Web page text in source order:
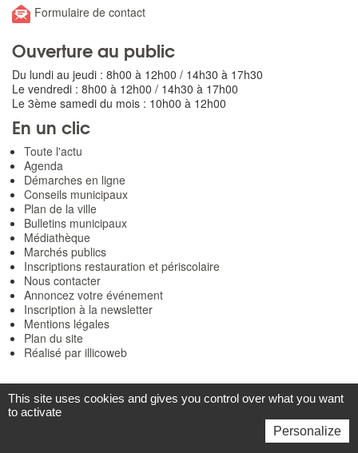
Formulaire de contact
Ouverture au public
Du lundi au jeudi : 8h00 à 12h00 / 14h30 à 17h30
Le vendredi : 8h00 à 12h00 / 14h30 à 17h00
Le 3ème samedi du mois : 10h00 à 12h00
En un clic
Toute l'actu
Agenda
Démarches en ligne
Conseils municipaux
Plan de la ville
Bulletins municipaux
Médiathèque
Marchés publics
Inscriptions restauration et périscolaire
Nous contacter
Annoncez votre événement
Inscription à la newsletter
Mentions légales
Plan du site
Réalisé par illicoweb
This site uses cookies and gives you control over what you want
to activate
Personalize